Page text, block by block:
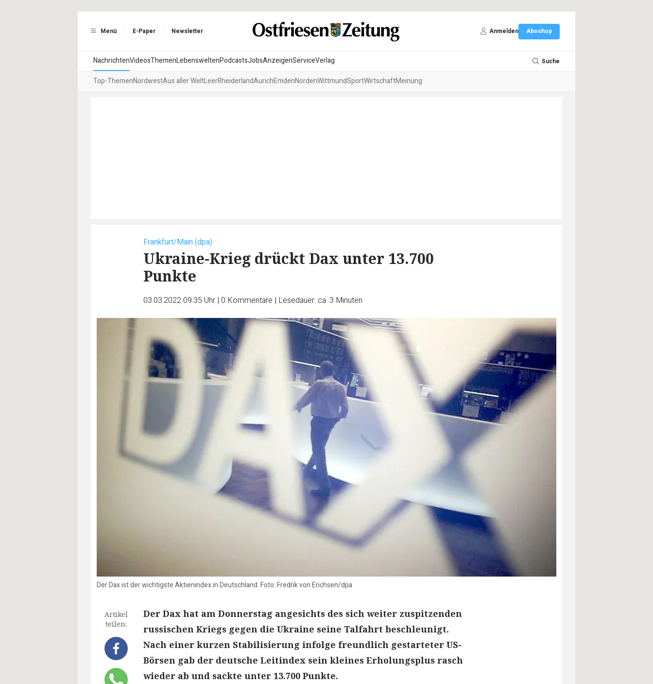
Menü E-Paper Newsletter Anmelden Aboshop
NachrichtenVideosThemenLebensweltenPodcastsJobsAnzeigenServiceVerlag Suche
Top-ThemenNordwestAus aller WeltLeerRheiderlandAurichEmdenNordenWittmundSportWirtschaftMeinung
Frankfurt/Main (dpa)
Ukraine-Krieg drückt Dax unter 13.700
Punkte
03.03.2022 09:35 Uhr | 0 Kommentare | Lesedauer: ca. 3 Minuten
Der Dax ist der wichtigste Aktienindex in Deutschland. Foto: Fredrik von Erichsen/dpa
Artikel
teilen:
Der Dax hat am Donnerstag angesichts des sich weiter zuspitzenden
russischen Kriegs gegen die Ukraine seine Talfahrt beschleunigt.
Nach einer kurzen Stabilisierung infolge freundlich gestarteter US-
Börsen gab der deutsche Leitindex sein kleines Erholungsplus rasch
wieder ab und sackte unter 13.700 Punkte.